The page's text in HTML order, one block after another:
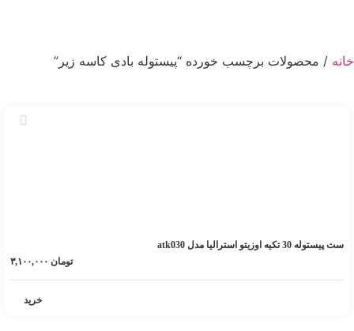
خانه / محصولات برچسب خورده “پیستوله بادی کاسه زیر”
ست پیستوله 30 تکیه اوزیتو استرالیا مدل atk030
تومان
خرید